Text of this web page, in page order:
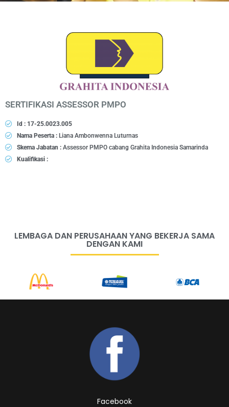
SERTIFIKASI ASSESSOR PMPO
Id : 17-25.0023.005
Nama Peserta : Liana Ambonwenna Luturnas
Skema Jabatan : Assessor PMPO cabang Grahita Indonesia Samarinda
Kualifikasi :
LEMBAGA DAN PERUSAHAAN YANG BEKERJA SAMA
DENGAN KAMI
Facebook